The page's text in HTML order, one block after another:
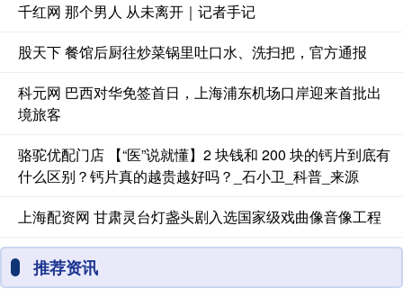
千红网 那个男人 从未离开｜记者手记
股天下 餐馆后厨往炒菜锅里吐口水、洗扫把，官方通报
科元网 巴西对华免签首日，上海浦东机场口岸迎来首批出
境旅客
骆驼优配门店 【“医”说就懂】2 块钱和 200 块的钙片到底有
什么区别？钙片真的越贵越好吗？_石小卫_科普_来源
上海配资网 甘肃灵台灯盏头剧入选国家级戏曲像音像工程
推荐资讯